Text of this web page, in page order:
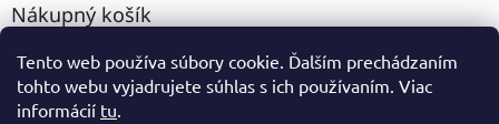
Tento web používa súbory cookie. Ďalším prechádzaním
tohto webu vyjadrujete súhlas s ich používaním. Viac
informácií tu.
Nákupný košík
0 KS /0 €